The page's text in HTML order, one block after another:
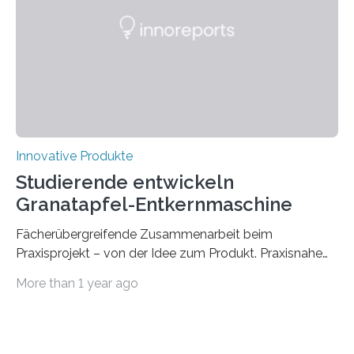
Lösung, die Millionen Menschen, die auf Gehhilfen
Innovative Produkte
Studierende entwickeln
Granatapfel-Entkernmaschine
Fächerübergreifende Zusammenarbeit beim
Praxisprojekt – von der Idee zum Produkt. Praxisnahe
zwischen Idee und fertigem Produkt liegen, haben
More than 1 year ago